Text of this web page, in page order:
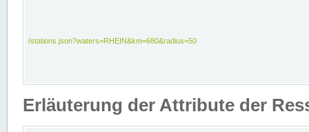
/stations.json?waters=RHEIN&km=680&radius=50
Erläuterung der Attribute der